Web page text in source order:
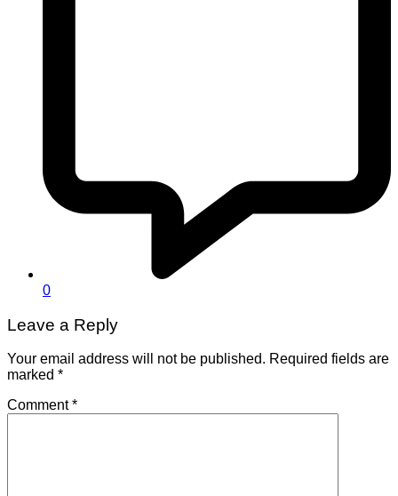
0
Leave a Reply
Your email address will not be published. Required fields are
marked *
Comment*